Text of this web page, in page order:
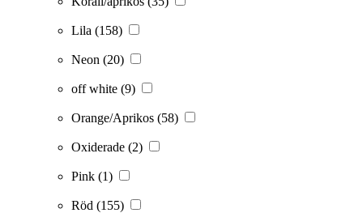
Lila (158)
Neon (20)
off white (9)
Orange/Aprikos (58)
Oxiderade (2)
Pink (1)
Röd (155)